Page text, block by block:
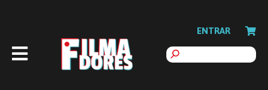
ENTRAR